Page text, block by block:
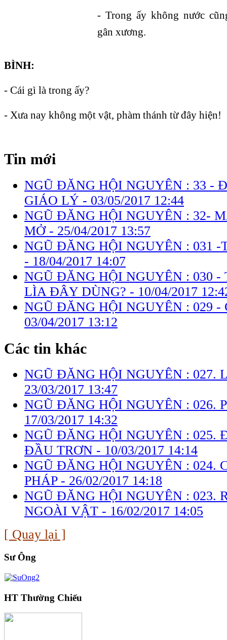
- Trong ấy không nước
gân xương.
BÌNH:
- Cái gì là trong ấy?
- Xưa nay không một vật, phàm thánh từ đây hiện!
Tin mới
NGŨ ĐĂNG HỘI NGUYÊN : 33 -
GIÁO LÝ - 03/05/2017 12:44
NGŨ ĐĂNG HỘI NGUYÊN : 32-
MỞ - 25/04/2017 13:57
NGŨ ĐĂNG HỘI NGUYÊN : 031
- 18/04/2017 14:07
NGŨ ĐĂNG HỘI NGUYÊN : 030
LÌA ĐÂY DÙNG? - 10/04/2017
NGŨ ĐĂNG HỘI NGUYÊN : 029 -
03/04/2017 13:12
Các tin khác
NGŨ ĐĂNG HỘI NGUYÊN : 027.
23/03/2017 13:47
NGŨ ĐĂNG HỘI NGUYÊN : 026.
17/03/2017 14:32
NGŨ ĐĂNG HỘI NGUYÊN : 025.
ĐẦU TRƠN - 10/03/2017 14:14
NGŨ ĐĂNG HỘI NGUYÊN : 024.
PHÁP - 26/02/2017 14:18
NGŨ ĐĂNG HỘI NGUYÊN : 023.
NGOÀI VẬT - 16/02/2017 14:05
[ Quay lại ]
Sư Ông
HT Thường Chiếu